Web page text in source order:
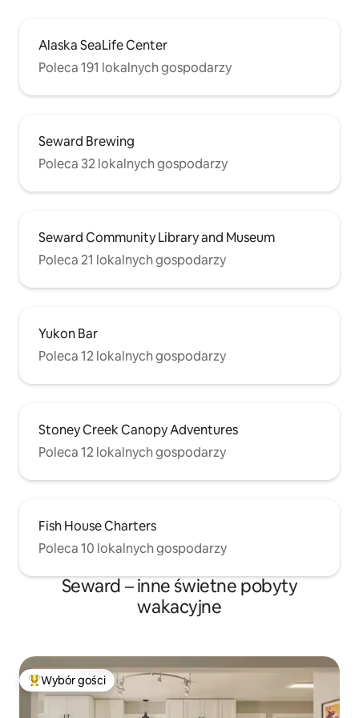
Alaska SeaLife Center
Poleca 191 lokalnych gospodarzy
Seward Brewing
Poleca 32 lokalnych gospodarzy
Seward Community Library and Museum
Poleca 21 lokalnych gospodarzy
Yukon Bar
Poleca 12 lokalnych gospodarzy
Stoney Creek Canopy Adventures
Poleca 12 lokalnych gospodarzy
Fish House Charters
Poleca 10 lokalnych gospodarzy
Seward – inne świetne pobyty
wakacyjne
Najpopularniejsze z kategorii Wybór gości
Wybór gości